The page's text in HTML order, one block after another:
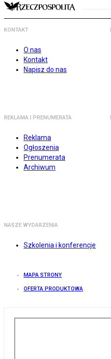
KONTAKT
O nas
Kontakt
Napisz do nas
REKLAMA I PRENUMERATA
Reklama
Ogłoszenia
Prenumerata
Archiwum
NASZE WYDARZENIA
Szkolenia i konferencje
MAPA STRONY
OFERTA PRODUKTOWA